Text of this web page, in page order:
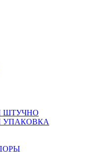
ШТУЧНО
УПАКОВКА